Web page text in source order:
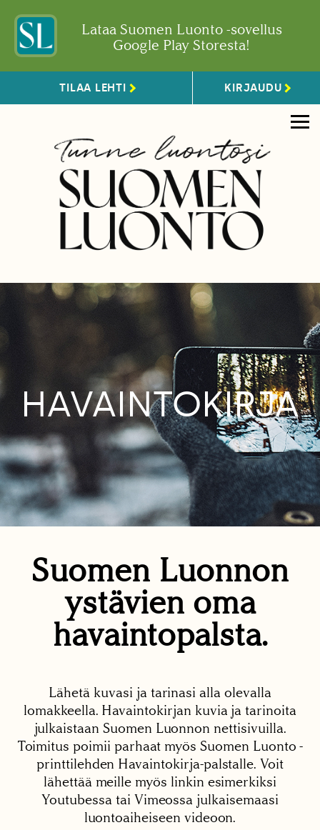
Lataa Suomen Luonto -sovellus
Google Play Storesta!
TILAA LEHTI KIRJAUDU
HAVAINTOKIRJA
Suomen Luonnon
ystävien oma
havaintopalsta.
Lähetä kuvasi ja tarinasi alla olevalla
lomakkeella. Havaintokirjan kuvia ja tarinoita
julkaistaan Suomen Luonnon nettisivuilla.
Toimitus poimii parhaat myös Suomen Luonto -
printtilehden Havaintokirja-palstalle. Voit
lähettää meille myös linkin esimerkiksi
Youtubessa tai Vimeossa julkaisemaasi
luontoaiheiseen videoon.